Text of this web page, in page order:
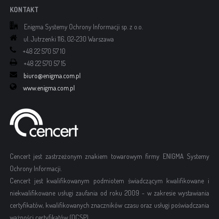
KONTAKT
Enigma Systemy Ochrony Informacji sp. z o.o.
ul. Jutrzenki 116, 02-230 Warszawa
+48 22 570 57 10
+48 22 570 57 15
biuro@enigma.com.pl
www.enigma.com.pl
Cencert jest zastrzeżonym znakiem towarowym firmy ENIGMA Systemy
Ochrony Informacji.
Cencert jest kwalifikowanym podmiotem świadczącym kwalifikowane i
niekwalifikowane usługi zaufania od roku 2009 - w zakresie wystawiania
certyfikatów, kwalifikowanych znaczników czasu oraz usługi poświadczania
ważności certyfikatów (OCSP).